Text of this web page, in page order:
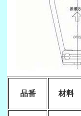
品番 材料